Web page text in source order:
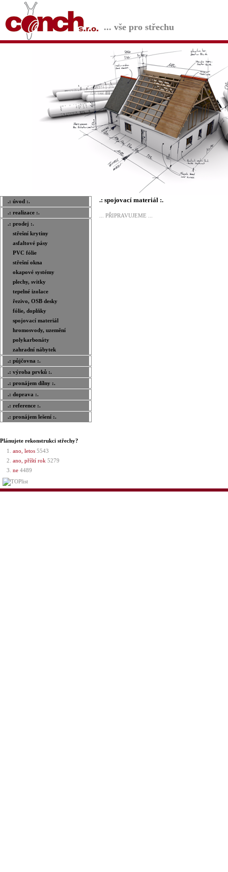
... vše pro střechu
.: úvod :.
.: realizace :.
.: prodej :.
střešní krytiny
asfaltové pásy
PVC fólie
střešní okna
okapové systémy
plechy, svitky
tepelné izolace
řezivo, OSB desky
fólie, doplňky
spojovací materiál
hromosvody, uzemění
polykarbonáty
zahradní nábytek
.: půjčovna :.
.: výroba prvků :.
.: pronájem dílny :.
.: doprava :.
.: reference :.
.: pronájem lešení :.
Plánujete rekonstrukci střechy?
ano, letos 5543
ano, příští rok 5279
ne 4489
.: spojovací materiál :.
... PŘIPRAVUJEME ...